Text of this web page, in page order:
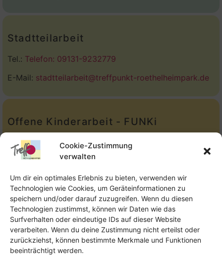
Cookie-Zustimmung
verwalten
Um dir ein optimales Erlebnis zu bieten, verwenden wir
Technologien wie Cookies, um Geräteinformationen zu
speichern und/oder darauf zuzugreifen. Wenn du diesen
Technologien zustimmst, können wir Daten wie das
Surfverhalten oder eindeutige IDs auf dieser Website
verarbeiten. Wenn du deine Zustimmung nicht erteilst oder
zurückziehst, können bestimmte Merkmale und Funktionen
beeinträchtigt werden.
Stadtteilarbeit
Tel.: Telefon: 09131-9232779
E-Mail: stadtteilarbeit@treffpunkt-roethelheimpark.de
Offene Kinderarbeit - FUNKi
Tel.:Telefon: 09131-610749
E-Mail:oka@treffpunkt-roethelheimpark.de
Offene Jugendarbeit - Easthouse
Tel:
09131–302259
E-Mail:oja@treffpunkt-roethelheimpark.de